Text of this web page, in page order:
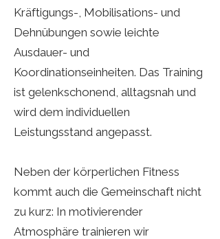
Kräftigungs-, Mobilisations- und
Dehnübungen sowie leichte
Ausdauer- und
Koordinationseinheiten. Das Training
ist gelenkschonend, alltagsnah und
wird dem individuellen
Leistungsstand angepasst.
Neben der körperlichen Fitness
kommt auch die Gemeinschaft nicht
zu kurz: In motivierender
Atmosphäre trainieren wir